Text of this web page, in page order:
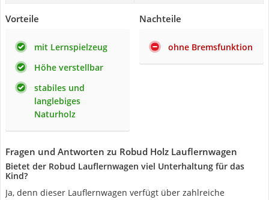
Vorteile
mit Lernspielzeug
Höhe verstellbar
stabiles und
langlebiges
Naturholz
Nachteile
ohne Bremsfunktion
Fragen und Antworten zu Robud Holz Lauflernwagen
Bietet der Robud Lauflernwagen viel Unterhaltung für das
Kind?
Ja, denn dieser Lauflernwagen verfügt über zahlreiche